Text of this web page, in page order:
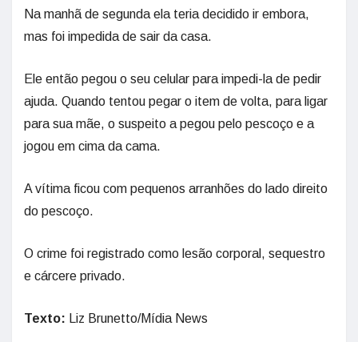
Na manhã de segunda ela teria decidido ir embora,
mas foi impedida de sair da casa.
Ele então pegou o seu celular para impedi-la de pedir
ajuda. Quando tentou pegar o item de volta, para ligar
para sua mãe, o suspeito a pegou pelo pescoço e a
jogou em cima da cama.
A vítima ficou com pequenos arranhões do lado direito
do pescoço.
O crime foi registrado como lesão corporal, sequestro
e cárcere privado.
Texto: Liz Brunetto/Mídia News